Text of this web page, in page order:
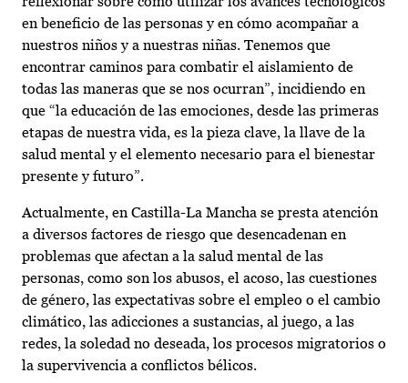
en beneficio de las personas y en cómo acompañar a
nuestros niños y a nuestras niñas. Tenemos que
encontrar caminos para combatir el aislamiento de
todas las maneras que se nos ocurran”, incidiendo en
que “la educación de las emociones, desde las primeras
etapas de nuestra vida, es la pieza clave, la llave de la
salud mental y el elemento necesario para el bienestar
presente y futuro”.
Actualmente, en Castilla-La Mancha se presta atención
a diversos factores de riesgo que desencadenan en
problemas que afectan a la salud mental de las
personas, como son los abusos, el acoso, las cuestiones
de género, las expectativas sobre el empleo o el cambio
climático, las adicciones a sustancias, al juego, a las
redes, la soledad no deseada, los procesos migratorios o
la supervivencia a conflictos bélicos.